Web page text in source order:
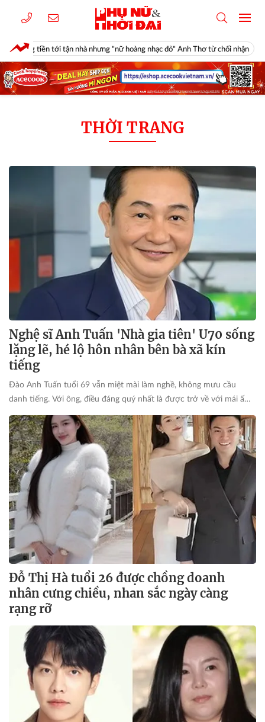
tiền tới tận nhà nhưng "nữ hoàng nhạc đỏ" Anh Thơ từ chối nhận
THỜI TRANG
Nghệ sĩ Anh Tuấn 'Nhà gia tiên' U70 sống
lặng lẽ, hé lộ hôn nhân bên bà xã kín
tiếng
Đào Anh Tuấn tuổi 69 vẫn miệt mài làm nghề, không mưu cầu
danh tiếng. Với ông, điều đáng quý nhất là được trở về với mái ấm
bình yên bên người vợ gắn bó 3 thập kỷ.
Đỗ Thị Hà tuổi 26 được chồng doanh
nhân cưng chiều, nhan sắc ngày càng
rạng rỡ